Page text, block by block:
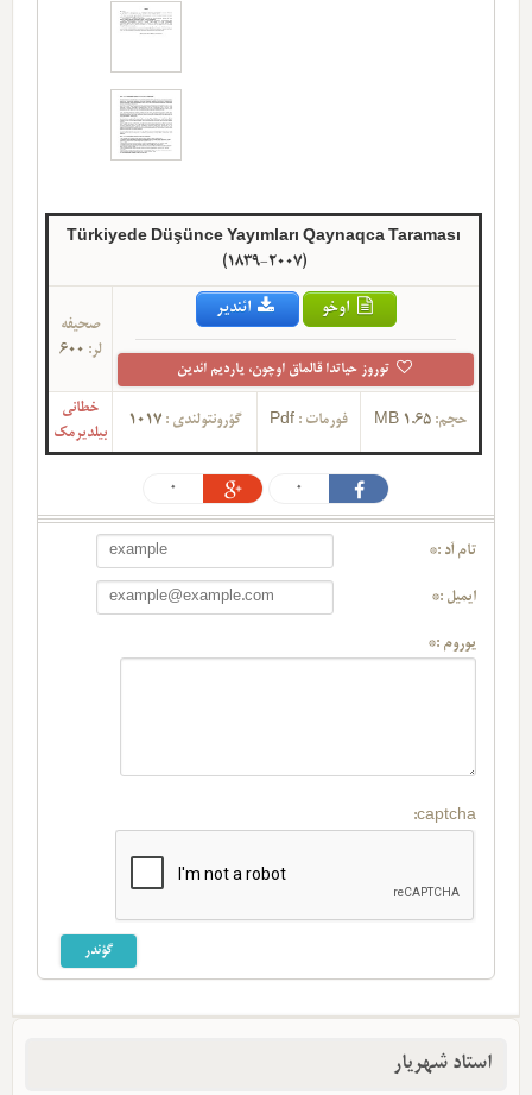
Türkiyede Düşünce Yayımları Qaynaqca Taraması
(1839-2007)
اوخو ائندیر
توروز حیاتدا قالماق اوچون، یاردیم ائدین
صحیفه
لر:
حجم:1.65 MB فورمات : Pdf گؤرونتولندی :1017
خطانی
بیلدیرمک
0
0
تام آد :*
ایمیل :*
یوروم :*
captcha:
استاد شهریار